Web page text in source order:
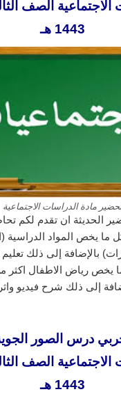
الاجتماعية الصف
1443 هـ
مادة الدراسات الاجتماعية
الحديثة ان تقدم لكم
ما يخص المواد الدراسية
بالإضافة إلى ذلك تعليم
ما يخص رياض الاطفال اكثر
إلى ذلك شرح فيديو
درس الصور الجوية
الاجتماعية الصف
1443 هـ